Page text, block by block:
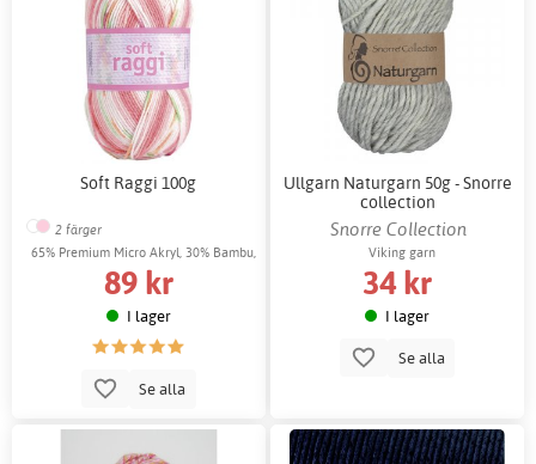
Soft Raggi 100g
2 färger
65% Premium Micro Akryl, 30% Bambu,
5% Polyester
89 kr
I lager
Se alla
Ullgarn Naturgarn 50g - Snorre
collection
Snorre Collection
Viking garn
34 kr
I lager
Se alla